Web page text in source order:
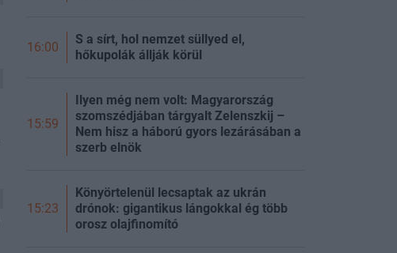
16:00
S a sírt, hol nemzet süllyed el,
hőkupolák állják körül
15:59
Ilyen még nem volt: Magyarország
szomszédjában tárgyalt Zelenszkij –
Nem hisz a háború gyors lezárásában a
szerb elnök
15:23
Könyörtelenül lecsaptak az ukrán
drónok: gigantikus lángokkal ég több
orosz olajfinomító